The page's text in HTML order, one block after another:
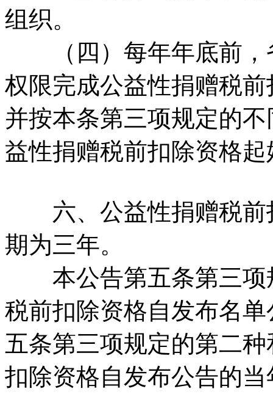
组织。
（四）每年年底前，
权限完成公益性捐赠税
并按本条第三项规定的
益性捐赠税前扣除资格
六、公益性捐赠税前
期为三年。
本公告第五条第三项
税前扣除资格自发布名
五条第三项规定的第二
扣除资格自发布公告的